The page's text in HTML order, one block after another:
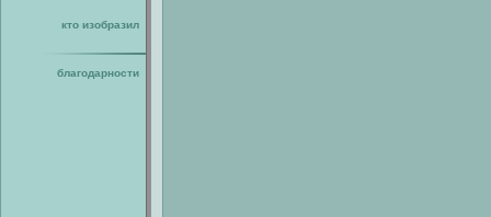
кто изобразил
благодарности